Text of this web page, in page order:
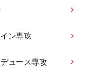
ン専攻
ュース専攻